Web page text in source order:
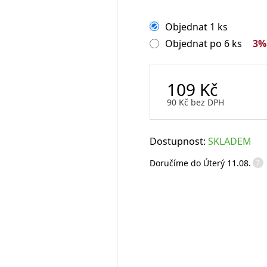
Otvíráky a vývrtky
Sklenice na rum
Sklenice na whisky
Degustační sklenice na víno
Vtipné sklenice na víno
Objednat 1 ks
Objednat po 6 ks
109 Kč
90 Kčbez DPH
Dostupnost: SKLADEM
Doručíme do Úterý 11.08. ?